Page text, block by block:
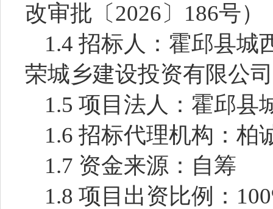
改审批〔2026〕186号）
1.4 招标人： 霍邱县城
荣城乡建设投资有限公司
1.5 项目法人： 霍邱县
1.6 招标代理机构： 柏
1.7 资金来源： 自筹
1.8 项目出资比例：